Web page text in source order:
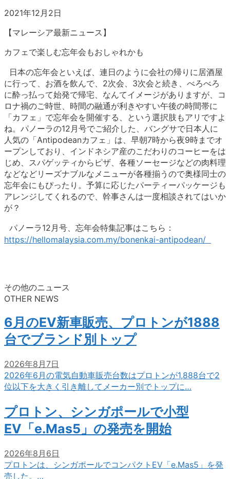
2021年12月2日
【マレーシア最新ニュース】
カフェで楽しむ忘年会もおしゃれかも
日本の忘年会といえば、連日のように会社の帰りに居酒屋
に行って、お酒を飲んで、2次会、3次会と続き、べろべろ
に酔っ払って始発で帰宅、なんてイメージがありますが、コ
ロナ禍のご時世、時間の融通が利きやすい午後の時間帯に
「カフェ」で忘年会を開催する、という選択肢もアリですよ
ね。パノーラの12月号でご紹介した、バングサで日本人に
人気の「Antipodeanカフェ」は、早朝7時から夜9時までオ
ープンしており、インドネシア産のこだわりのコーヒーをは
じめ、スパゲッティからピザ、各種ソーセージなどの肉料理
などなどリーズナブルなメニューが各種揃うので奥様同士の
忘年会にもぴったり。予算に応じたパーティーパッケージも
アレンジしてくれるので、幹事さんは一度相談されてはいか
が？
パノーラ12月号、忘年会特集記事はこちら：
https://hellomalaysia.com.my/bonenkai-antipodean/
その他のニュース
OTHER NEWS
6月のEV新車販売、プロトンが1888
台でブランド別トップ
2026年8月7日
2026年6月の電気自動車販売台数はプロトンが1,888台で2
位以下を大きく引き離してメーカー別でトップに…
プロトン、シンガポールで小型
EV「e.Mas5」の発売を開始
2026年8月6日
プロトンは、シンガポールでコンパクトEV「e.Mas5」を発
売した。…